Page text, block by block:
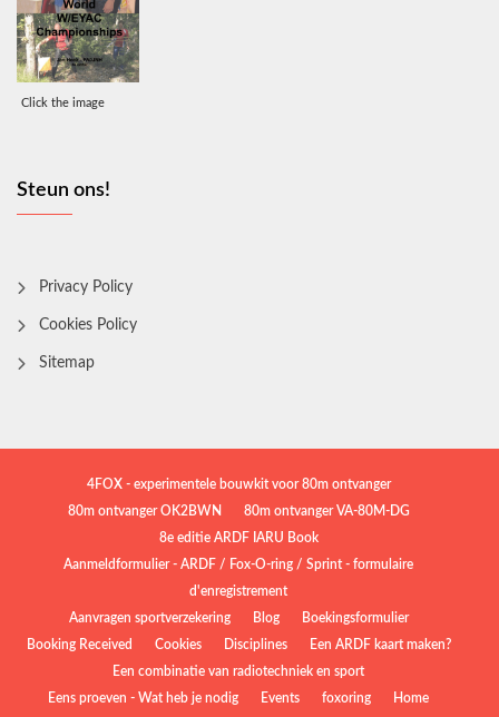
Click the image
Steun ons!
Privacy Policy
Cookies Policy
Sitemap
4FOX - experimentele bouwkit voor 80m ontvanger
80m ontvanger OK2BWN
80m ontvanger VA-80M-DG
8e editie ARDF IARU Book
Aanmeldformulier - ARDF / Fox-O-ring / Sprint - formulaire
d'enregistrement
Aanvragen sportverzekering
Blog
Boekingsformulier
Booking Received
Cookies Disciplines
Een ARDF kaart maken?
Een combinatie van radiotechniek en sport
Eens proeven - Wat heb je nodig
Events foxoring Home